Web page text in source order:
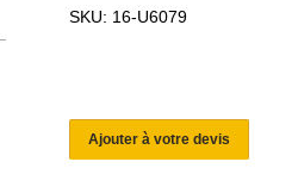
SKU: 16-U6079
Ajouter à votre devis